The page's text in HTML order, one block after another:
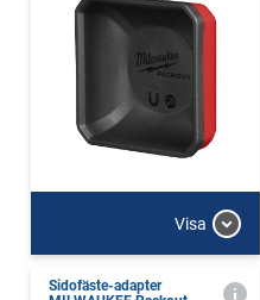
Visa
Sidofäste-adapter